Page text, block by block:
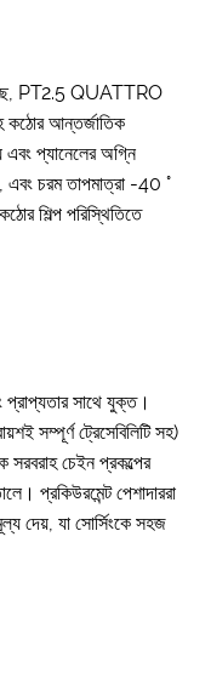
PT2.5 QUATTRO
আন্তর্জাতিক
এবং প্যানেলের অগ্নি
চরম তাপমাত্রা -40 °
শিল্প পরিস্থিতিতে
প্রাপ্যতার সাথে যুক্ত।
সম্পূর্ণ ট্রেসেবিলিটি সহ)
চেইন প্রকল্পের
প্রকিউরমেন্ট পেশাদাররা
দেয়, যা সোর্সিংকে সহজ